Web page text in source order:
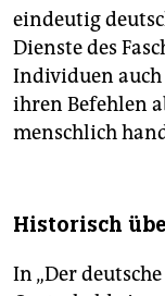
eindeutig
Dienste des
Individuen auch
ihren Befehlen
menschlich
Historisch
In „Der